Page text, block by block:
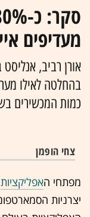
מעדיפים
בהחלטה לאילו
כמות המכשירים
צחי הופמן
מפתחי האפליקציות